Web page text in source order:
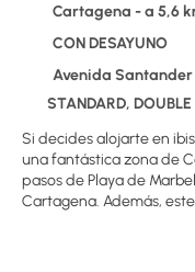
Cartagena - a 5,6
CON DESAYUNO
Avenida
STANDARD, DOUBLE
Si decides alojarte en
una fantástica zona de
pasos de Playa de
Cartagena. Además, este hotel de playa se encuentra a 2,9 km
Aprovecha los prácticos